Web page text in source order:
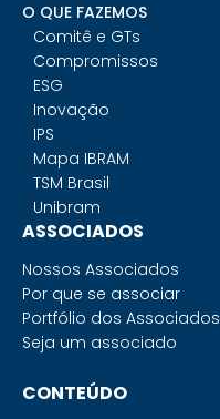
O QUE FAZEMOS
Comitê e GTs
Compromissos
ESG
Inovação
IPS
Mapa IBRAM
TSM Brasil
Unibram
ASSOCIADOS
Nossos Associados
Por que se associar
Portfólio dos Associados
Seja um associado
CONTEÚDO